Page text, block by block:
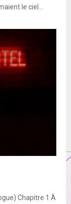
le ciel...
Chapitre 1 À